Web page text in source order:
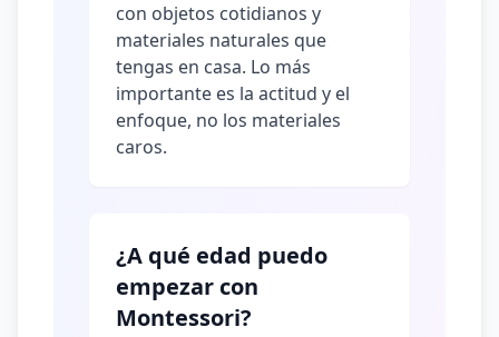
con objetos cotidianos y
materiales naturales que
tengas en casa. Lo más
importante es la actitud y el
enfoque, no los materiales
caros.
¿A qué edad puedo
empezar con
Montessori?